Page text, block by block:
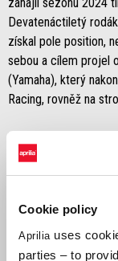
Cookie policy
Aprilia uses
parties – to
Devatenáctiletý
získal pole position,
sebou a cílem projel
(Yamaha), který
Racing, rovněž na
Ve druhém závodě
druhém kole ujal
nakonec dojel do
teprve patnáctiletý
jezdí za tým Rodio
sprintu s Roccem